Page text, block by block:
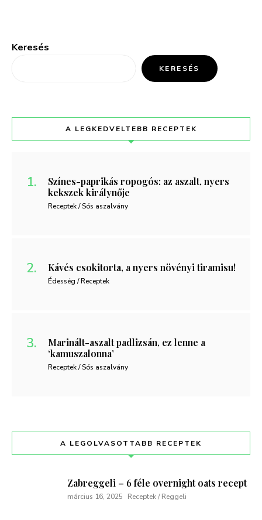
Keresés
KERESÉS
A LEGKEDVELTEBB RECEPTEK
Színes-paprikás ropogós: az aszalt, nyers
kekszek királynője
Receptek / Sós aszalvány
Kávés csokitorta, a nyers növényi tiramisu!
Édesség / Receptek
Marinált-aszalt padlizsán, ez lenne a
‘kamuszalonna’
Receptek / Sós aszalvány
A LEGOLVASOTTABB RECEPTEK
Zabreggeli – 6 féle overnight oats recept
március 16, 2025 Receptek / Reggeli